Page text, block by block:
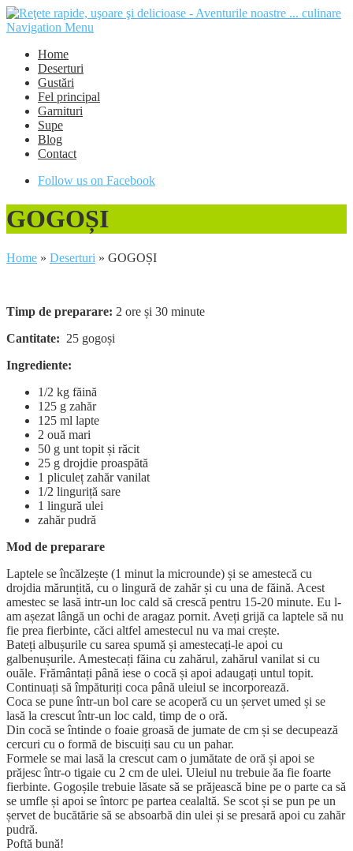
Navigation Menu
Home
Deserturi
Gustări
Fel principal
Garnituri
Supe
Blog
Contact
Follow us on Facebook
GOGOȘI
Home » Deserturi » GOGOȘI
Timp de preparare: 2 ore și 30 minute
Cantitate: 25 gogoși
Ingrediente:
1/2 kg făină
125 g zahăr
125 ml lapte
2 ouă mari
50 g unt topit și răcit
25 g drojdie proaspătă
1 pliculeț zahăr vanilat
1/2 linguriță sare
1 lingură ulei
zahăr pudră
Mod de preparare
Laptele se încălzește (1 minut la microunde) și se amestecă cu
drojdia mărunțită, cu o lingură de zahăr și cu una de făină. Acest
amestec se lasă intr-un loc cald să crescă pentru 15-20 minute. Eu l-
am așezat lângă un ochi de aragaz pornit. Aveți grijă ca laptele să nu
fie prea fierbinte, căci altfel amestecul nu va mai crește.
Bateți albușurile cu sarea spumă și amestecați-le apoi cu
galbenușurile. Amestecați făina cu zahărul, zahărul vanilat si cu
ouăle. Frământați până iese o cocă și apoi adaugați untul topit.
Continuați să împăturiți coca până uleiul se incorporează.
Coca se pune într-un bol care se acoperă cu un șervet umed și se
lasă la crescut într-un loc cald, timp de o oră.
Din cocă se întinde o foaie groasă de jumate de cm și se decupează
cercuri cu o formă de biscuiți sau cu un pahar.
Formele se mai lasă la crescut cam o jumătate de oră și apoi se
prăjesc într-o tigaie cu 2 cm de ulei. Uleiul nu trebuie ăa fie foarte
fierbinte. Gogoșile trebuie lăsate să se prăjească bine pe o parte ca să
se umfle și apoi se întorc pe partea cealaltă. Se scot și se pun pe un
șervet de bucătărie să se absoarbă din ulei și se presară apoi cu zahăr
pudră.
Poftă bună!